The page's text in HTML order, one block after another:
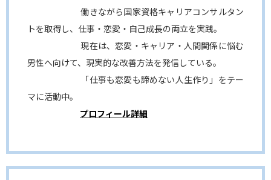
働きながら国家資格キャリアコンサルタン
トを取得し、仕事・恋愛・自己成長の両立を実践。
現在は、恋愛・キャリア・人間関係に悩む
男性へ向けて、現実的な改善方法を発信している。
「仕事も恋愛も諦めない人生作り」をテー
マに活動中。
プロフィール詳細